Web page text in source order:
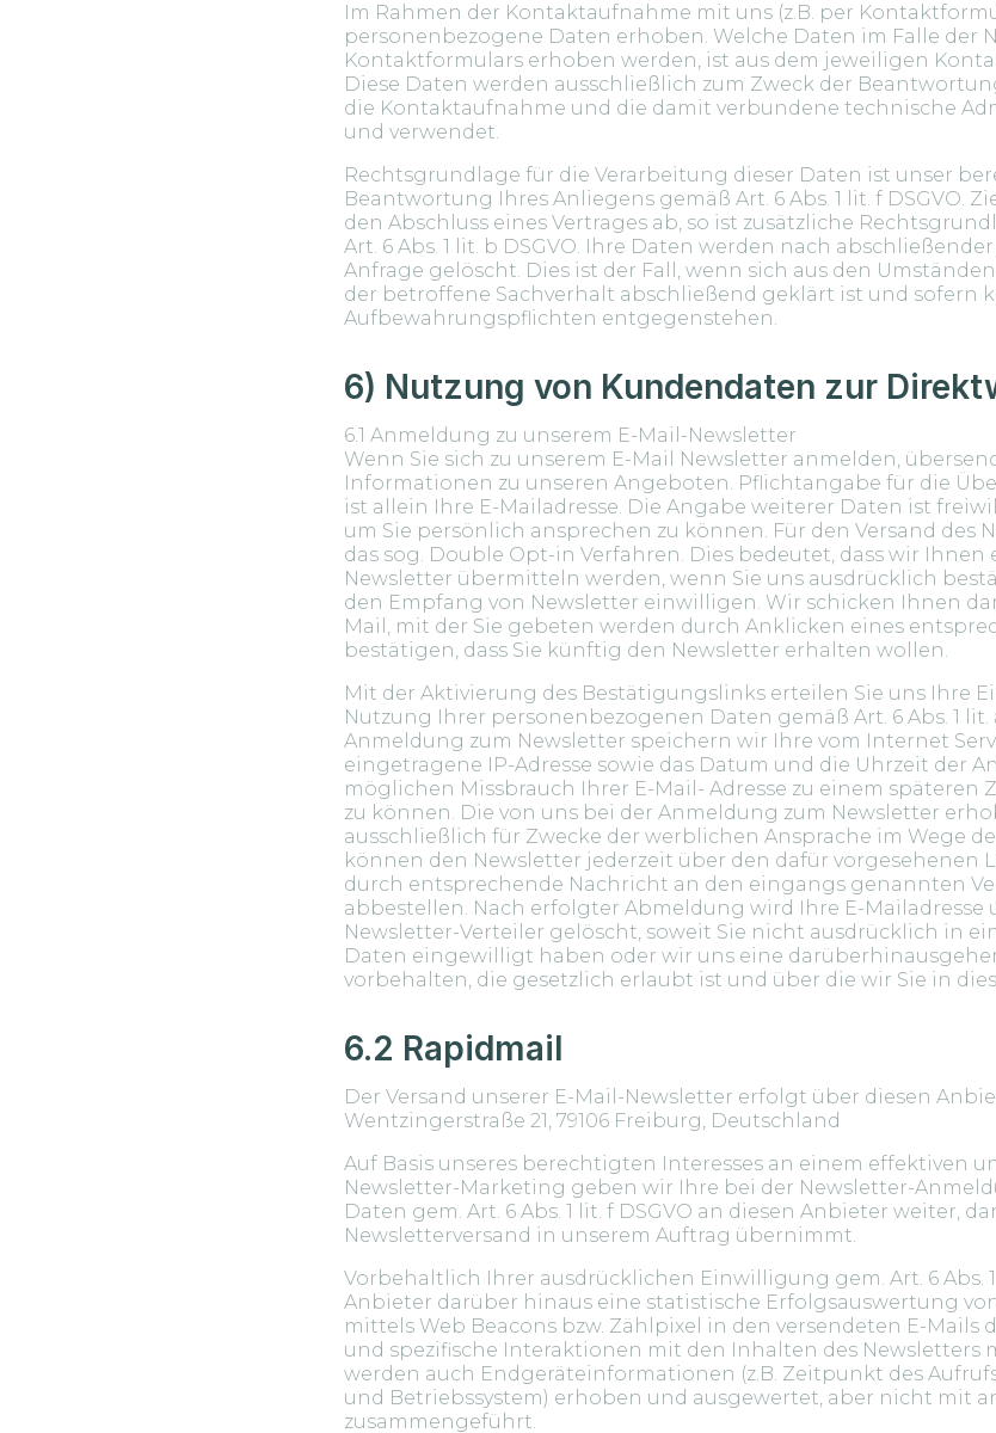
Im Rahmen der Kontaktaufnahme mit uns (z.B. per
personenbezogene Daten erhoben. Welche Daten im Falle der
Kontaktformulars erhoben werden, ist aus dem jeweiligen
Diese Daten werden ausschließlich zum Zweck der
die Kontaktaufnahme und die damit verbundene technische
und verwendet.
Rechtsgrundlage für die Verarbeitung dieser Daten ist unser
Beantwortung Ihres Anliegens gemäß Art. 6 Abs. 1 lit. f DSGVO.
den Abschluss eines Vertrages ab, so ist zusätzliche
Art. 6 Abs. 1 lit. b DSGVO. Ihre Daten werden nach
Anfrage gelöscht. Dies ist der Fall, wenn sich aus den
der betroffene Sachverhalt abschließend geklärt ist und sofern
Aufbewahrungspflichten entgegenstehen.
6) Nutzung von Kundendaten zur
6.1 Anmeldung zu unserem E-Mail-Newsletter
Wenn Sie sich zu unserem E-Mail Newsletter anmelden,
Informationen zu unseren Angeboten. Pflichtangabe für die
ist allein Ihre E-Mailadresse. Die Angabe weiterer Daten ist
um Sie persönlich ansprechen zu können. Für den Versand des
das sog. Double Opt-in Verfahren. Dies bedeutet, dass wir Ihnen
Newsletter übermitteln werden, wenn Sie uns ausdrücklich
den Empfang von Newsletter einwilligen. Wir schicken Ihnen
Mail, mit der Sie gebeten werden durch Anklicken eines
bestätigen, dass Sie künftig den Newsletter erhalten wollen.
Mit der Aktivierung des Bestätigungslinks erteilen Sie uns Ihre
Nutzung Ihrer personenbezogenen Daten gemäß Art. 6 Abs. 1 lit.
Anmeldung zum Newsletter speichern wir Ihre vom Internet
eingetragene IP-Adresse sowie das Datum und die Uhrzeit der
möglichen Missbrauch Ihrer E-Mail- Adresse zu einem späteren
zu können. Die von uns bei der Anmeldung zum Newsletter
ausschließlich für Zwecke der werblichen Ansprache im Wege
können den Newsletter jederzeit über den dafür vorgesehenen
durch entsprechende Nachricht an den eingangs genannten
abbestellen. Nach erfolgter Abmeldung wird Ihre E-Mailadresse
Newsletter-Verteiler gelöscht, soweit Sie nicht ausdrücklich in
Daten eingewilligt haben oder wir uns eine
vorbehalten, die gesetzlich erlaubt ist und über die wir Sie in
6.2 Rapidmail
Der Versand unserer E-Mail-Newsletter erfolgt über diesen
Wentzingerstraße 21, 79106 Freiburg, Deutschland
Auf Basis unseres berechtigten Interesses an einem effektiven
Newsletter-Marketing geben wir Ihre bei der Newsletter-
Daten gem. Art. 6 Abs. 1 lit. f DSGVO an diesen Anbieter weiter,
Newsletterversand in unserem Auftrag übernimmt.
Vorbehaltlich Ihrer ausdrücklichen Einwilligung gem. Art. 6 Abs.
Anbieter darüber hinaus eine statistische Erfolgsauswertung
mittels Web Beacons bzw. Zählpixel in den versendeten E-Mails
und spezifische Interaktionen mit den Inhalten des Newsletters
werden auch Endgeräteinformationen (z.B. Zeitpunkt des
und Betriebssystem) erhoben und ausgewertet, aber nicht mit
zusammengeführt.